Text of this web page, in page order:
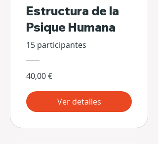
Estructura de la
Psique Humana
15 participantes
40,00 €
Ver detalles